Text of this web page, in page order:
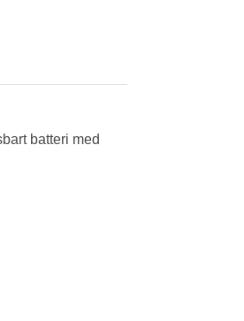
batteri med